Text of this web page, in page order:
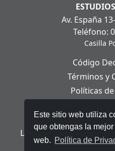
Este sitio web utiliza
que obtengas la
web. Política de
Av. España
Teléfono:
Casilla
Código
Términos y
Políticas
Aviso
Ley Orgánica de